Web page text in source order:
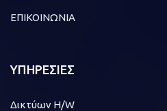
ΕΠΙΚΟΙΝΩΝΙΑ
ΥΠΗΡΕΣΙΕΣ
Δικτύων H/W